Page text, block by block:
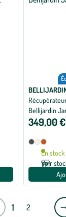
Bellijardin
349,00 €
Disponible
coloris
Anthracite
BeigeTerracotta
En
Voir
1 2